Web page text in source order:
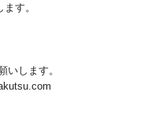
す。
いします。